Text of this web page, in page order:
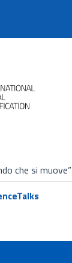
che si muove”